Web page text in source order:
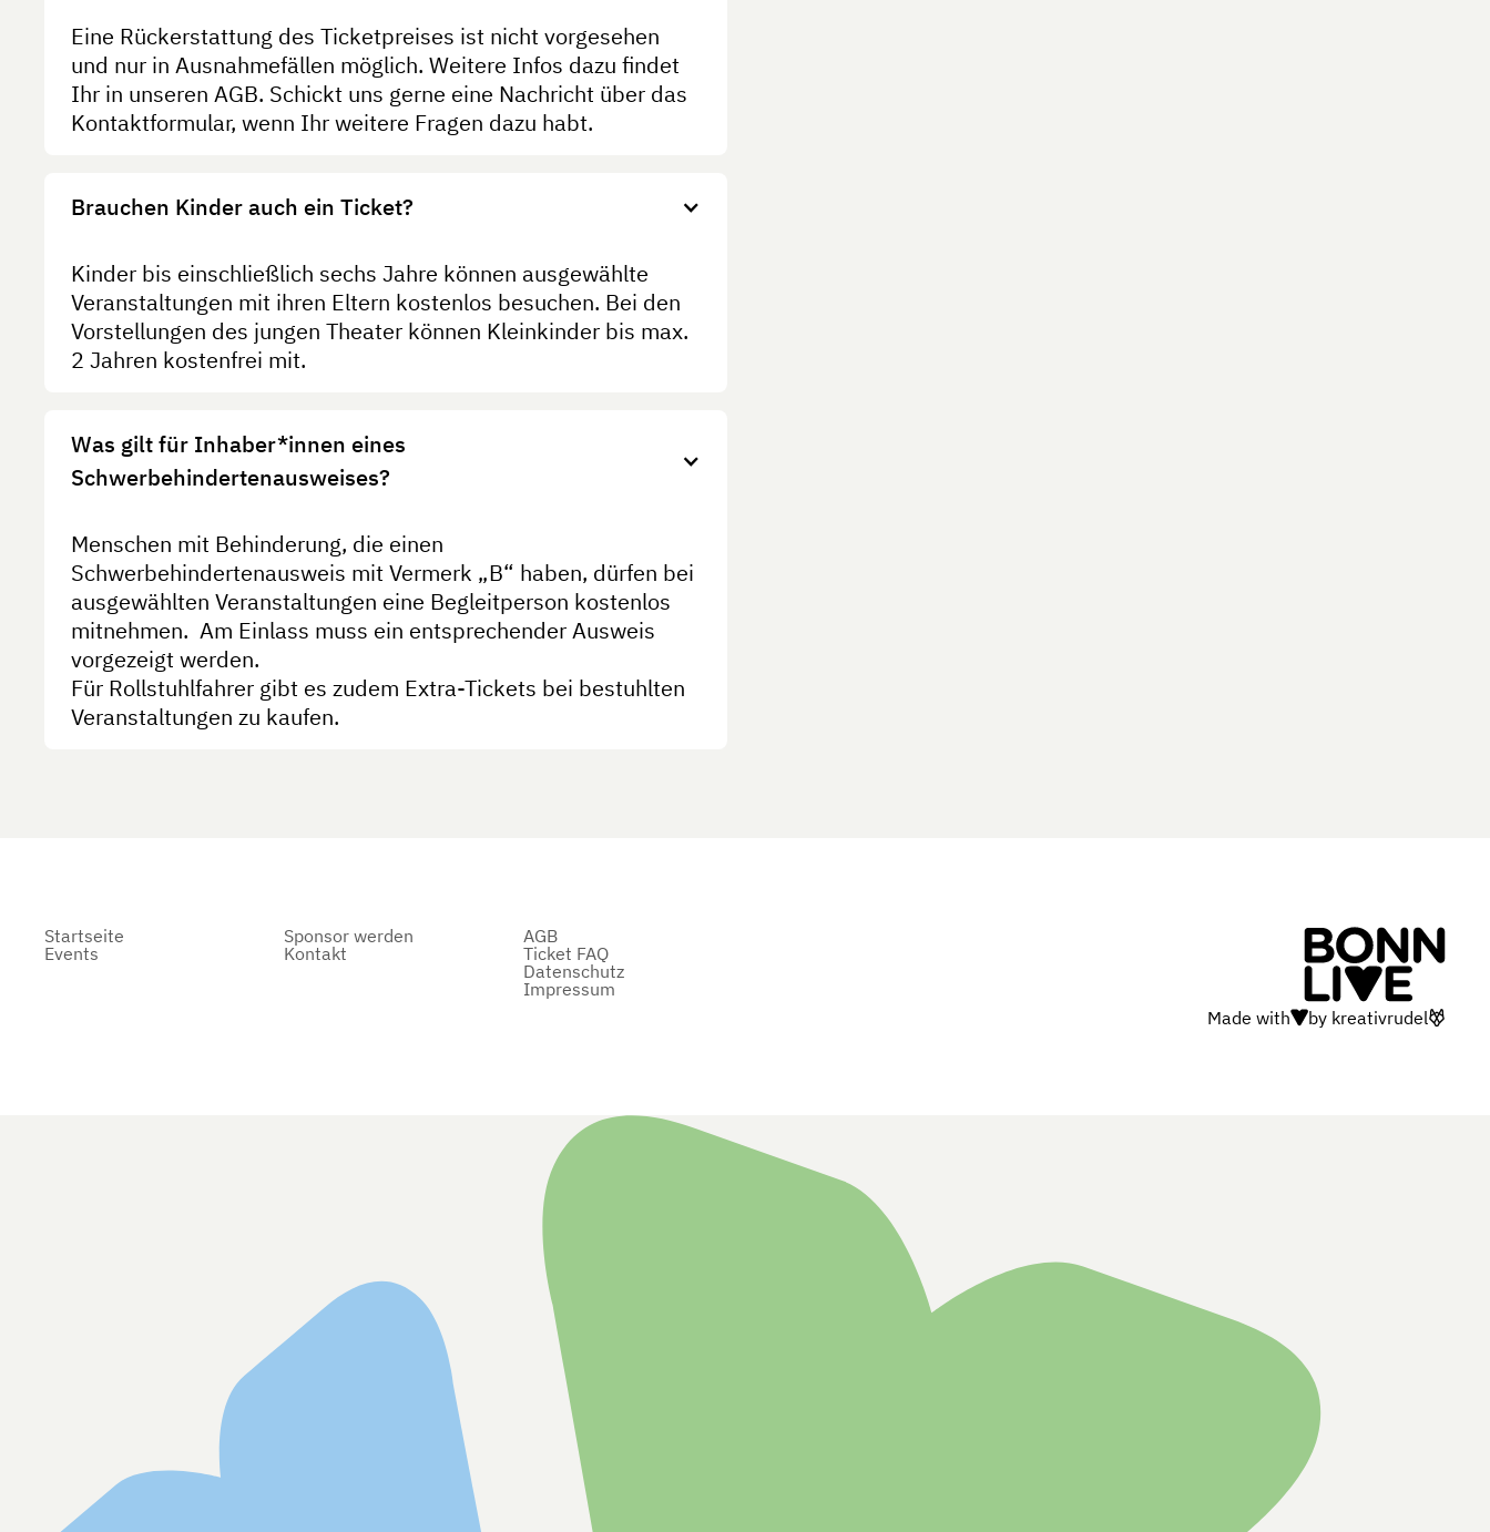
Eine Rückerstattung des Ticketpreises ist nicht vorgesehen
und nur in Ausnahmefällen möglich. Weitere Infos dazu findet
Ihr in unseren AGB. Schickt uns gerne eine Nachricht über das
Kontaktformular, wenn Ihr weitere Fragen dazu habt.
Brauchen Kinder auch ein Ticket?
Kinder bis einschließlich sechs Jahre können ausgewählte
Veranstaltungen mit ihren Eltern kostenlos besuchen. Bei den
Vorstellungen des jungen Theater können Kleinkinder bis max.
2 Jahren kostenfrei mit.
Was gilt für Inhaber*innen eines
Schwerbehindertenausweises?
Menschen mit Behinderung, die einen
Schwerbehindertenausweis mit Vermerk „B“ haben, dürfen bei
ausgewählten Veranstaltungen eine Begleitperson kostenlos
mitnehmen. Am Einlass muss ein entsprechender Ausweis
vorgezeigt werden.
Für Rollstuhlfahrer gibt es zudem Extra-Tickets bei bestuhlten
Veranstaltungen zu kaufen.
Startseite
Events
Sponsor werden
Kontakt
AGB
Ticket FAQ
Datenschutz
Impressum
Made with
by kreativrudel